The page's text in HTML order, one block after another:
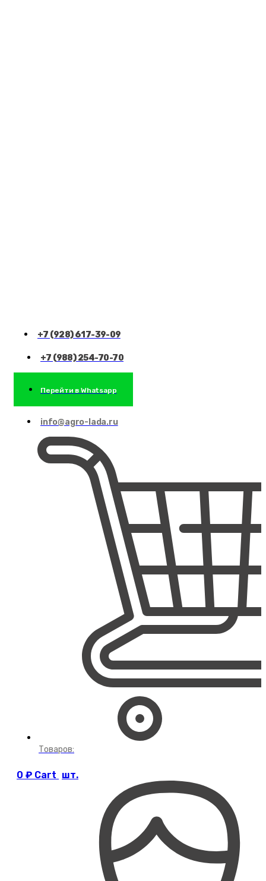
+7 (928) 617-39-09
+7 (988) 254-70-70
Перейти в Whatsapp
info@agro-lada.ru
Товаров:
0 ₽ Cart